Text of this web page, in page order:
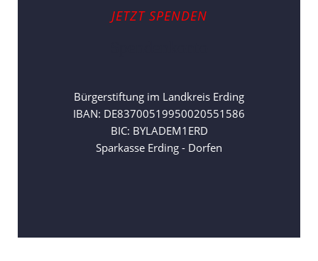
JETZT SPENDEN
Bürgerstiftung im Landkreis Erding
IBAN: DE83700519950020551586
BIC: BYLADEM1ERD
Sparkasse Erding - Dorfen